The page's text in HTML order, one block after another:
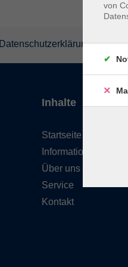
Datenschutzerklärung
Inhalte
Startseite
Informationen
Über uns
Service
Kontakt
von